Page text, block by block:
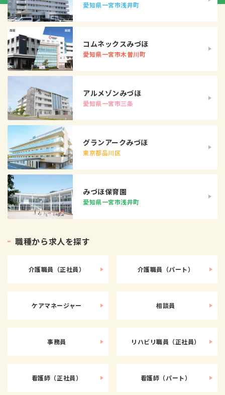
愛知県一宮市浅井町
コムネックスみづほ
愛知県一宮市木曽川町
アルメゾンみづほ
愛知県一宮市三条
グランアークみづほ
東京都品川区
みづほ保育園
愛知県一宮市浅井町
職種から求人を探す
介護職員（正社員） 介護職員（パート）
ケアマネージャー 相談員
事務員 リハビリ職員（正社員）
看護師（正社員） 看護師（パート）